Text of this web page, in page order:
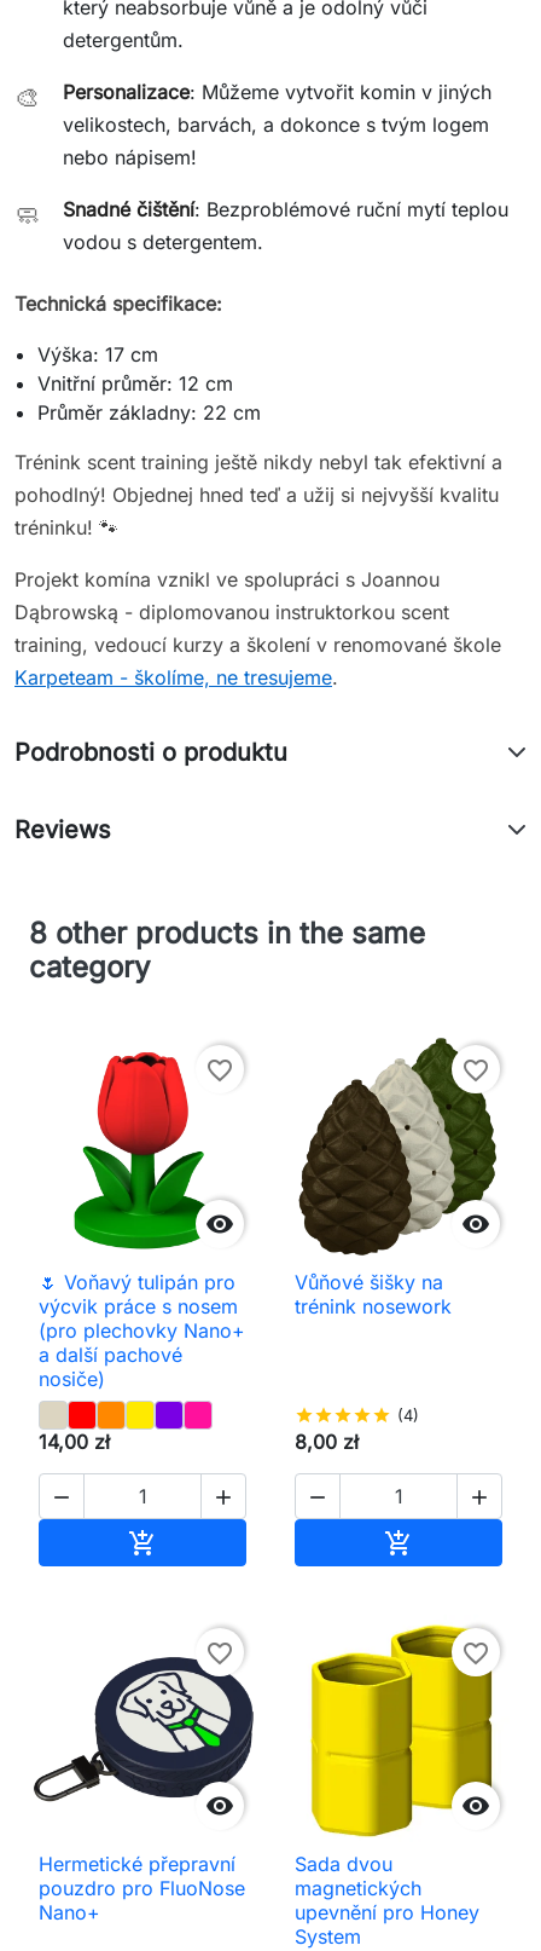
který neabsorbuje vůně a je odolný vůči
detergentům.
🎨 Personalizace: Můžeme vytvořit komin v jiných
velikostech, barvách, a dokonce s tvým logem
nebo nápisem!
🧼 Snadné čištění: Bezproblémové ruční mytí teplou
vodou s detergentem.
Technická specifikace:
Výška: 17 cm
Vnitřní průměr: 12 cm
Průměr základny: 22 cm
Trénink scent training ještě nikdy nebyl tak efektivní a
pohodlný! Objednej hned teď a užij si nejvyšší kvalitu
tréninku! 🐾
Projekt komína vznikl ve spolupráci s Joannou
Dąbrowską - diplomovanou instruktorkou scent
training, vedoucí kurzy a školení v renomované škole
Karpeteam - školíme, ne tresujeme.
Podrobnosti o produktu
Reviews
8 other products in the same
category

favorite_border
🌷 Voňavý tulipán pro
výcvik práce s nosem
(pro plechovky Nano+
a další pachové
nosiče)
14,00 zł
 


favorite_border
Vůňové šišky na
trénink nosework
starstarstarstarstar (4)
8,00 zł
 


favorite_border
Hermetické přepravní
pouzdro pro FluoNose
Nano+

favorite_border
Sada dvou
magnetických
upevnění pro Honey
System